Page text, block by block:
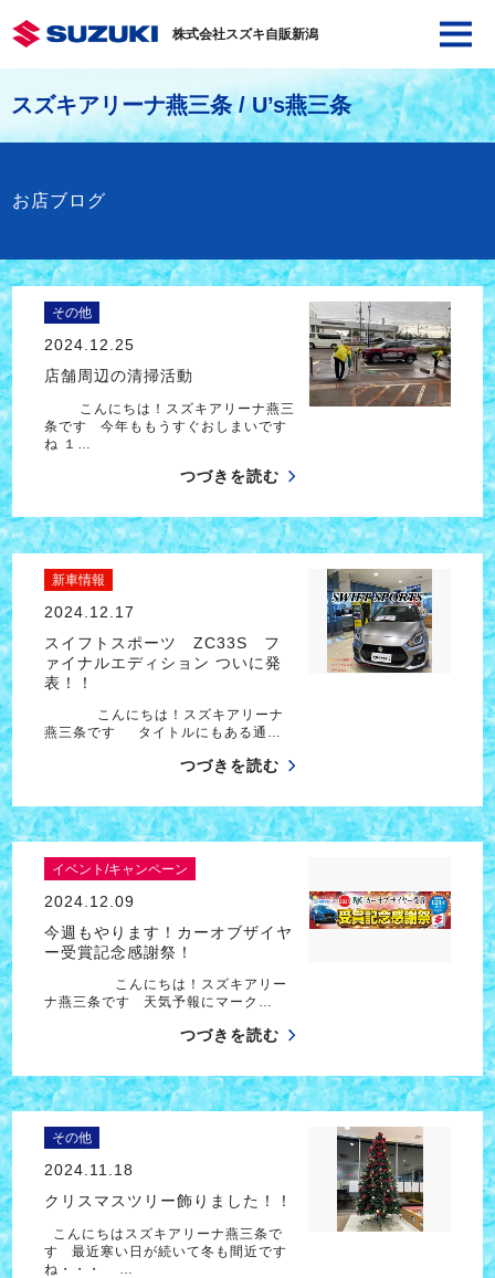
株式会社スズキ自販新潟
スズキアリーナ燕三条 / U’s燕三条
お店ブログ
その他
2024.12.25
店舗周辺の清掃活動
こんにちは！スズキアリーナ燕三
条です 今年ももうすぐおしまいです
ね １…
つづきを読む
新車情報
2024.12.17
スイフトスポーツ ZC33S フ
ァイナルエディション ついに発
表！！
こんにちは！スズキアリーナ
燕三条です タイトルにもある通…
つづきを読む
イベント/キャンペーン
2024.12.09
今週もやります！カーオブザイヤ
ー受賞記念感謝祭！
こんにちは！スズキアリー
ナ燕三条です 天気予報にマーク…
つづきを読む
その他
2024.11.18
クリスマスツリー飾りました！！
こんにちはスズキアリーナ燕三条で
す 最近寒い日が続いて冬も間近です
ね・・・ …